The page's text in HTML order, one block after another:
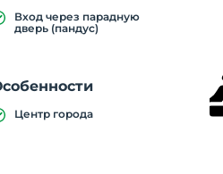
Вход через парадную
дверь (пандус)
Центр города